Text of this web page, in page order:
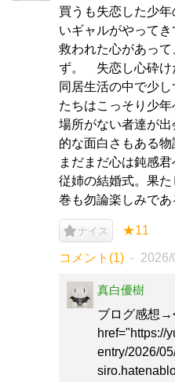
買うも失恋した少
いギャルがやって
救われた心があっ
ず。 失恋し心砕け
同居生活の中で少
たちはこっそり少
場所がない者達が
的な面白さもある物
まだまだ心は鈍感
従姉の結婚式。果
巻も勿論楽しみであ
ナイス ★11
コメント(1) 2026/
真白優樹
ブログ感想
href="https://
entry/2026/